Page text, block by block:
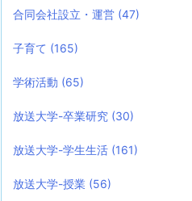
合同会社設立・運営 (47)
子育て (165)
学術活動 (65)
放送大学-卒業研究 (30)
放送大学-学生生活 (161)
放送大学-授業 (56)